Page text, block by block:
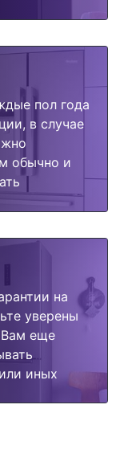
пол года
в случае
обычно и
на
уверены
Вам еще
иных